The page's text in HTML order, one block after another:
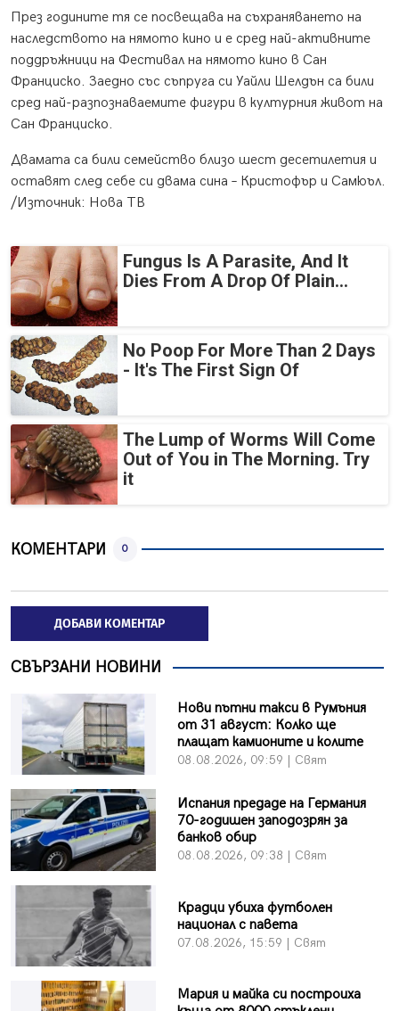
През годините тя се посвещава на съхраняването на
наследството на нямото кино и е сред най-активните
поддръжници на Фестивал на нямото кино в Сан
Франциско. Заедно със съпруга си Уайли Шелдън са били
сред най-разпознаваемите фигури в културния живот на
Сан Франциско.
Двамата са били семейство близо шест десетилетия и
оставят след себе си двама сина – Кристофър и Самюъл.
/Източник: Нова ТВ
Fungus Is A Parasite, And It
Dies From A Drop Of Plain...
No Poop For More Than 2 Days
- It's The First Sign Of
The Lump of Worms Will Come
Out of You in The Morning. Try
it
КОМЕНТАРИ 0
ДОБАВИ КОМЕНТАР
СВЪРЗАНИ НОВИНИ
Нови пътни такси в Румъния
от 31 август: Колко ще
плащат камионите и колите
08.08.2026, 09:59 | Свят
Испания предаде на Германия
70-годишен заподозрян за
банков обир
08.08.2026, 09:38 | Свят
Крадци убиха футболен
национал с павета
07.08.2026, 15:59 | Свят
Мария и майка си построиха